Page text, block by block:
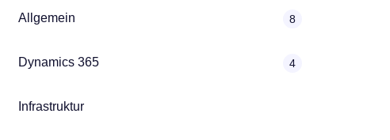
Allgemein 8
Dynamics 365 4
Infrastruktur